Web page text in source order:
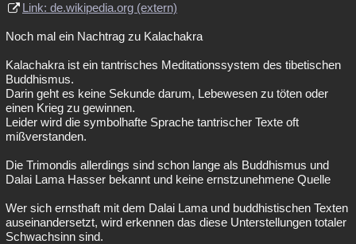
Link: de.wikipedia.org (extern)
Noch mal ein Nachtrag zu Kalachakra
Kalachakra ist ein tantrisches Meditationssystem des tibetischen
Buddhismus.
Darin geht es keine Sekunde darum, Lebewesen zu töten oder
einen Krieg zu gewinnen.
Leider wird die symbolhafte Sprache tantrischer Texte oft
mißverstanden.
Die Trimondis allerdings sind schon lange als Buddhismus und
Dalai Lama Hasser bekannt und keine ernstzunehmene Quelle
Wer sich ernsthaft mit dem Dalai Lama und buddhistischen Texten
auseinandersetzt, wird erkennen das diese Unterstellungen totaler
Schwachsinn sind.